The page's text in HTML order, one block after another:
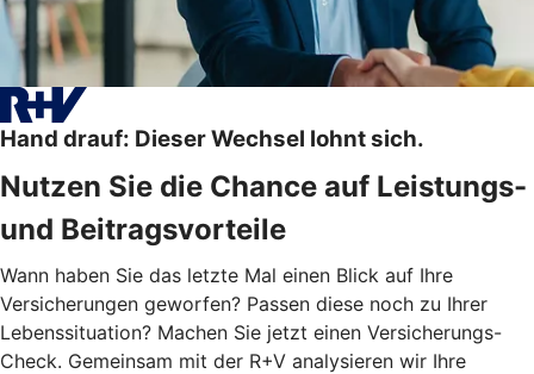
Hand drauf: Dieser Wechsel lohnt sich.
Nutzen Sie die Chance auf Leistungs-
und Beitragsvorteile
Wann haben Sie das letzte Mal einen Blick auf Ihre
Versicherungen geworfen? Passen diese noch zu Ihrer
Lebenssituation? Machen Sie jetzt einen Versicherungs-
Check. Gemeinsam mit der R+V analysieren wir Ihre